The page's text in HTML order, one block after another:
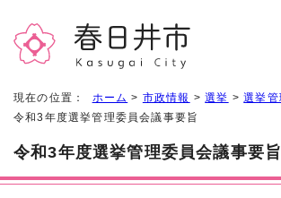
現在の位置： ホーム > 市政情報 >選挙 >選挙管
令和3年度選挙管理委員会議事要旨
令和3年度選挙管理委員会議事要旨